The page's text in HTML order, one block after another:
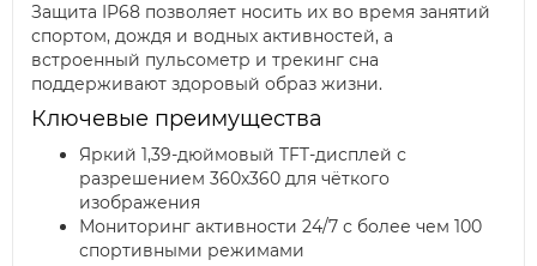
Защита IP68 позволяет носить их во время занятий
спортом, дождя и водных активностей, а
встроенный пульсометр и трекинг сна
поддерживают здоровый образ жизни.
Ключевые преимущества
Яркий 1,39-дюймовый TFT-дисплей с
разрешением 360x360 для чёткого
изображения
Мониторинг активности 24/7 с более чем 100
спортивными режимами